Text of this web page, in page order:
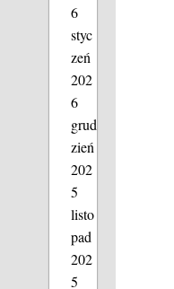
6
styc
zeń
202
6
grud
zień
202
5
listo
pad
202
5